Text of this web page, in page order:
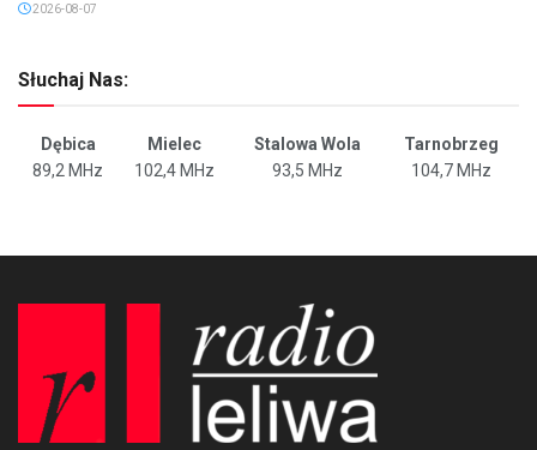
2026-08-07
Słuchaj Nas:
Dębica Mielec Stalowa Wola
Tarnobrzeg
89,2 MHz
102,4 MHz 93,5 MHz 104,7 MHz